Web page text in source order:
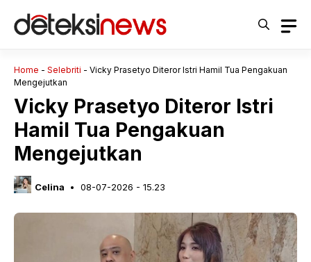
Home - Selebriti - Vicky Prasetyo Diteror Istri Hamil Tua Pengakuan
Mengejutkan
Vicky Prasetyo Diteror Istri
Hamil Tua Pengakuan
Mengejutkan
Celina 08-07-2026 - 15.23